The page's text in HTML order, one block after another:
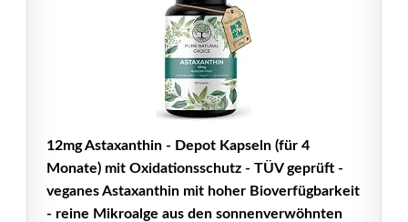
12mg Astaxanthin - Depot Kapseln (für 4
Monate) mit Oxidationsschutz - TÜV geprüft -
veganes Astaxanthin mit hoher Bioverfügbarkeit
- reine Mikroalge aus den sonnenverwöhnten